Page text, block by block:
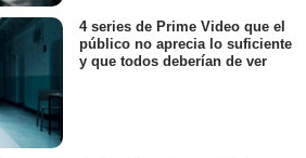
4 series de Prime Video que el
público no aprecia lo suficiente
y que todos deberían de ver